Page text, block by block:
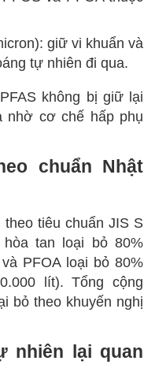
giữ vi khuẩn và
tự nhiên đi qua.
không bị giữ lại
nhờ cơ chế hấp phụ
chuẩn Nhật
tiêu chuẩn JIS S
tan loại bỏ 80%
PFOA loại bỏ 80%
lít). Tổng cộng
bỏ theo khuyến nghị
nhiên lại quan